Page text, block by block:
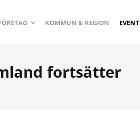
KOMMUN & REGION EVENT
fortsätter